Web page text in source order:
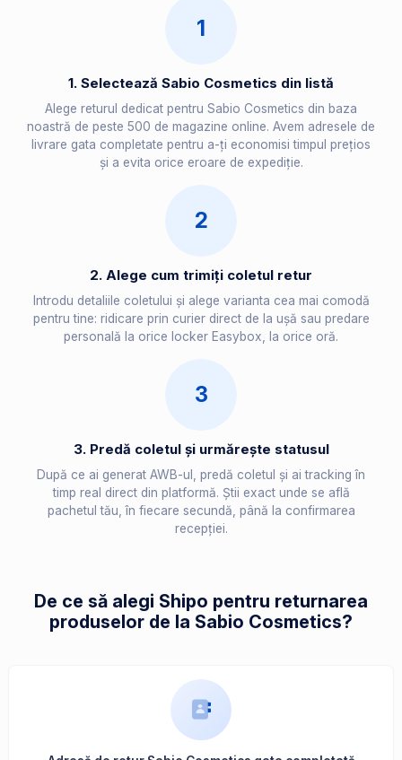
1
1. Selectează Sabio Cosmetics din listă
Alege returul dedicat pentru Sabio Cosmetics din baza
noastră de peste 500 de magazine online. Avem adresele de
livrare gata completate pentru a-ți economisi timpul prețios
și a evita orice eroare de expediție.
2
2. Alege cum trimiți coletul retur
Introdu detaliile coletului și alege varianta cea mai comodă
pentru tine: ridicare prin curier direct de la ușă sau predare
personală la orice locker Easybox, la orice oră.
3
3. Predă coletul și urmărește statusul
După ce ai generat AWB-ul, predă coletul și ai tracking în
timp real direct din platformă. Știi exact unde se află
pachetul tău, în fiecare secundă, până la confirmarea
recepției.
De ce să alegi Shipo pentru returnarea
produselor de la Sabio Cosmetics?